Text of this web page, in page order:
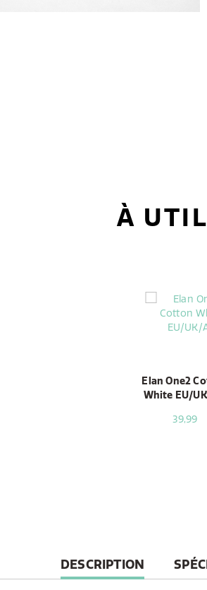
À
Elan One2
White EU/
39,99
CURRENT
TAB:
DESCRIPTION